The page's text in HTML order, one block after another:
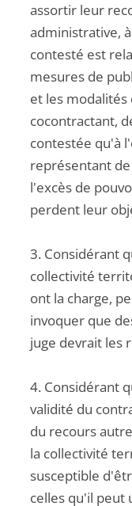
assortir leur
administrative,
contesté est
mesures de
et les modalités
cocontractant,
contestée qu'à
représentant
l'excès de
perdent leur
3. Considérant
collectivité
ont la charge,
invoquer que
juge devrait les
4. Considérant
validité du
du recours
la collectivité
susceptible
celles qu'il peut